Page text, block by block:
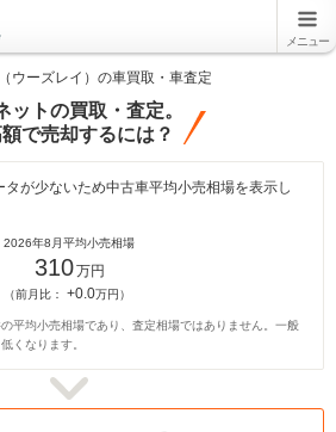
メニュー
ウーズレイ）の車買取・車査定
ットの買取・査定。
で売却するには？
が少ないため中古車平均小売相場を表示し
2026年8月平均小売相場
310万円
（前月比： +0.0万円）
平均小売相場であり、査定相場ではありません。一般
くなります。